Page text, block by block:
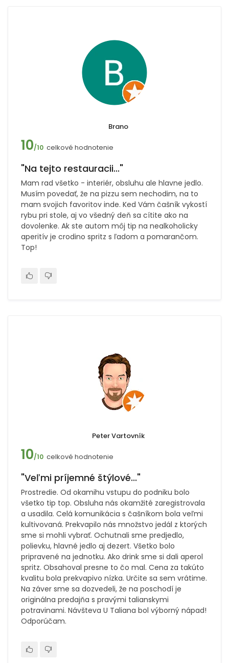
Brano
10/10 celkové hodnotenie
"Na tejto restauracii..."
Mam rad všetko - interiér, obsluhu ale hlavne jedlo.
Musím povedať, že na pizzu sem nechodim, na to
mam svojich favoritov inde. Ked Vám čašník vykostí
rybu pri stole, aj vo všedný deň sa cítite ako na
dovolenke. Ak ste autom môj tip na nealkoholicky
aperitív je crodino spritz s ľadom a pomarančom.
Top!
Peter Vartovník
10/10 celkové hodnotenie
"Veľmi príjemné štýlové..."
Prostredie. Od okamihu vstupu do podniku bolo
všetko tip top. Obsluha nás okamžité zaregistrovala
a usadila. Celá komunikácia s čašníkom bola veľmi
kultivovaná. Prekvapilo nás množstvo jedál z ktorých
sme si mohli vybrať. Ochutnali sme predjedlo,
polievku, hlavné jedlo aj dezert. Všetko bolo
pripravené na jednotku. Ako drink sme si dali aperol
spritz. Obsahoval presne to čo mal. Cena za takúto
kvalitu bola prekvapivo nízka. Určite sa sem vrátime.
Na záver sme sa dozvedeli, že na poschodí je
originálna predajňa s pravými talianskymi
potravinami. Návšteva U Taliana bol výborný nápad!
Odporúčam.